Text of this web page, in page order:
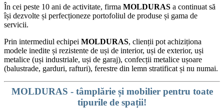
În cei peste 10 ani de activitate, firma MOLDURAS a continuat să
își dezvolte și perfecționeze portofoliul de produse și gama de
servicii.
Prin intermediul echipei MOLDURAS, clienții pot achiziționa
modele inedite și rezistente de uși de interior, uși de exterior, uși
metalice (uși industriale, uși de garaj), confecții metalice ușoare
(balustrade, garduri, rafturi), ferestre din lemn stratificat și nu numai.
MOLDURAS - tâmplărie și mobilier pentru toate
tipurile de spații!